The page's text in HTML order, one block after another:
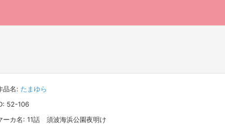
品名: たまゆら
52-106
ーカ名: 11話 須波海浜公園夜明け